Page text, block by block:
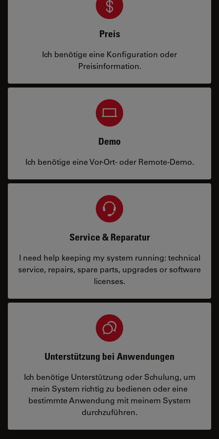
Preis
Ich benötige eine Konfiguration oder
Preisinformation.
Demo
Ich benötige eine Vor-Ort- oder Remote-Demo.
Service & Reparatur
I need help keeping my system running: technical
service, repairs, spare parts, upgrades or software
licenses.
Unterstützung bei Anwendungen
Ich benötige Unterstützung oder Schulung, um
mein System richtig zu bedienen oder eine
bestimmte Anwendung mit meinem System
durchzuführen.